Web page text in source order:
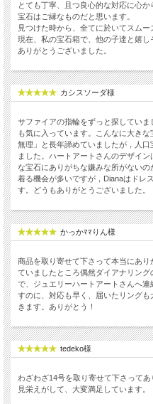
とても丁寧、且つ良心的な対応に心
宝石はご縁なものだと思います。
見つけた時から、全てに於いてスムー
現在、私の宝石箱で、他の子達と嬉し
ありがとうございました。
カシスソーダ様
サファイアの指輪をずっと探してい
も気に入っています。こんなに大き
無理」と長年諦めていましたが，人
ました。ハートアートさんのデザイ
な宝石にありがちな嫌みな所がない
着る機会が多いですが，Dianaはドレ
す。どうもありがとうございました。
かっかﾏﾏりん様
商品を取り寄せて下さって本当にあ
ていましたところ偶然ダイアナリン
で、ジュエリーハートアートさんへ
すのに、対応も早く、届いたリング
きます。ありがとう！
tedeko様
わざわざ14号を取り寄せて下さって
見栄えがして、大変満足しています。